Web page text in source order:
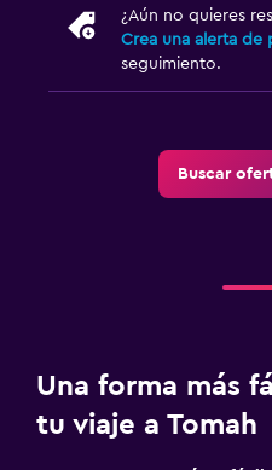
¿Aún no quieres
Crea una alerta de
seguimiento.
Buscar
Una forma más
tu viaje a Tomah